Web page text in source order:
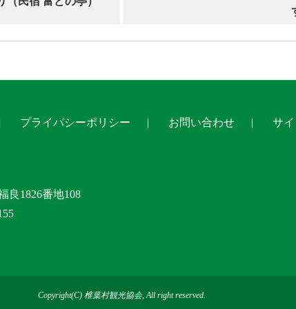
プライバシーポリシー お問い合わせ サ
良1826番地108
Copyright(C) 椎葉村観光協会, All right reserved.